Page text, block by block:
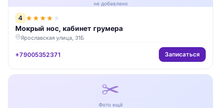
не добавлено
4 ★★★★ ★
Мокрый нос, кабинет грумера
Ярославская улица, 31Б
+79005352371 Записаться
✂️
Фото ещё